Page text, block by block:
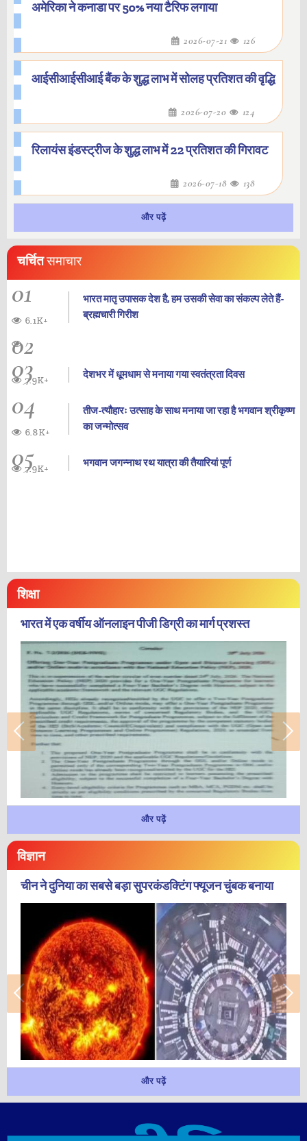
अमेरिका ने कनाडा पर 50% नया टैरिफ लगाया
2026-07-21 126
आईसीआईसीआई बैंक के शुद्ध लाभ में सोलह प्रतिशत की वृद्धि
2026-07-20 124
रिलायंस इंडस्ट्रीज के शुद्ध लाभ में 22 प्रतिशत की गिरावट
2026-07-18 138
और पढ़ें
चर्चितसमाचार
01
भारत मातृ उपासक देश है, हम उसकी सेवा का संकल्प लेते हैं-
ब्रह्मचारी गिरीश
6.1K+
02
03 देशभर में धूमधाम से मनाया गया स्वतंत्रता दिवस
7.9K+
04
तीज-त्यौहारः उत्साह के साथ मनाया जा रहा है भगवान श्रीकृष्ण
का जन्‍मोत्‍सव
6.8K+
05 भगवान जगन्नाथ रथ यात्रा की तैयारियां पूर्ण
7.9K+
शिक्षा
भारत में एक वर्षीय ऑनलाइन पीजी डिग्री का मार्ग प्रशस्त
और पढ़ें
विज्ञान
चीन ने दुनिया का सबसे बड़ा सुपरकंडक्टिंग फ्यूजन चुंबक बनाया
और पढ़ें